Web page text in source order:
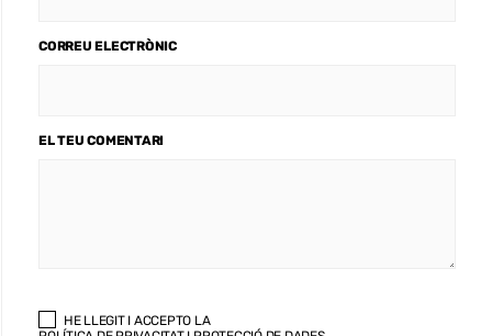
CORREU ELECTRÒNIC
EL TEU COMENTARI
HE LLEGIT I ACCEPTO LA